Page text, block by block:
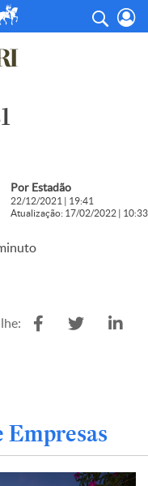
Por Estadão
22/12/2021 | 19:41
Atualização: 17/02/2022 | 10:33
Empresas